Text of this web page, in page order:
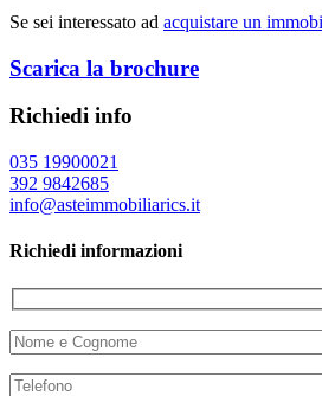
Se sei interessato ad acquistare un
Scarica la brochure
Richiedi info
035 19900021
392 9842685
info@asteimmobiliarics.it
Richiedi informazioni